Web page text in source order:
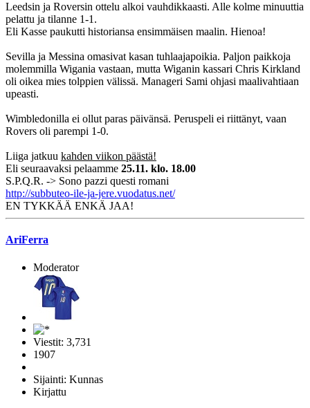
Leedsin ja Roversin ottelu alkoi vauhdikkaasti. Alle kolme minuuttia
pelattu ja tilanne 1-1.
Eli Kasse paukutti historiansa ensimmäisen maalin. Hienoa!
Sevilla ja Messina omasivat kasan tuhlaajapoikia. Paljon paikkoja
molemmilla Wigania vastaan, mutta Wiganin kassari Chris Kirkland
oli oikea mies tolppien välissä. Manageri Sami ohjasi maalivahtiaan
upeasti.
Wimbledonilla ei ollut paras päivänsä. Peruspeli ei riittänyt, vaan
Rovers oli parempi 1-0.
Liiga jatkuu kahden viikon päästä!
Eli seuraavaksi pelaamme 25.11. klo. 18.00
S.P.Q.R. -> Sono pazzi questi romani
http://subbuteo-ile-ja-jere.vuodatus.net/
EN TYKKÄÄ ENKÄ JAA!
AriFerra
Moderator
Viestit: 3,731
1907
Sijainti: Kunnas
Kirjattu